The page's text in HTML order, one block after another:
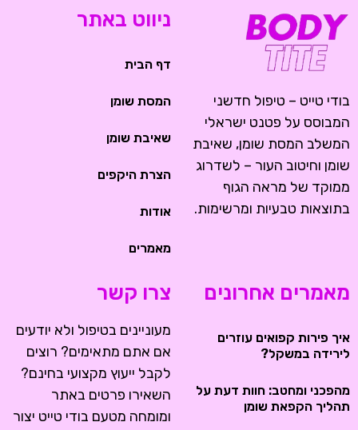
בודי טייט – טיפול חדשני
המבוסס על פטנט ישראלי
המשלב המסת שומן, שאיבת
שומן וחיטוב העור – לשדרוג
ממוקד של מראה הגוף
בתוצאות טבעיות ומרשימות.
ניווט באתר
דף הבית
המסת שומן
שאיבת שומן
הצרת היקפים
אודות
מאמרים
מאמרים אחרונים
איך פירות קפואים עוזרים
לירידה במשקל?
מהפכני ומחטב: חוות דעת על
תהליך הקפאת שומן
צרו קשר
מעוניינים בטיפול ולא יודעים
אם אתם מתאימים? רוצים
לקבל ייעוץ מקצועי בחינם?
השאירו פרטים באתר
ומומחה מטעם בודי טייט יצור